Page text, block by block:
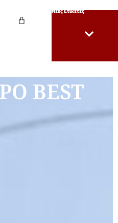
Νέες Ετικέτες
BEST